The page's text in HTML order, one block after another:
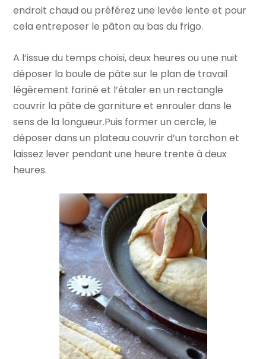
endroit chaud ou préférez une levée lente et pour
cela entreposer le pâton au bas du frigo.
A l’issue du temps choisi, deux heures ou une nuit
déposer la boule de pâte sur le plan de travail
légèrement fariné et l’étaler en un rectangle
couvrir la pâte de garniture et enrouler dans le
sens de la longueur.Puis former un cercle, le
déposer dans un plateau couvrir d’un torchon et
laissez lever pendant une heure trente à deux
heures.